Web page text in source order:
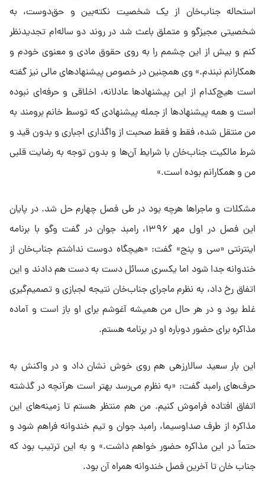
استحاله جناب‌خان از یک شخصیت نکته‌بین و حق‌دوست، به
شخصیتی مجیزگو و متملق باعث شد در روند دو ساله‌ام تجدیدنظر
کنم و بیش از این چشمم را به روی حقوق مادی و معنوی خودم و
همکارانم نبندم.» وی همچنین در خصوص پیشنهادهای مالی نیز گفته
است هیچ‌کدام از این پیشنهادها عادلانه، اخلاقی و حرفه‌ای نبوده
است و همه پیشنهادها از جمله پیشنهادی که توسط خانم برومند به
من منتقل شده، فقط و فقط صحبت از واگذاری اجباری و بدون قید و
شرط مالکیت جناب‌خان با شرایط آن‌ها و بدون توجه به رضایت قلبی
من و همکارانم بوده است.»
مشکلات و ماجراها هرچه بود در طی فصل چهارم حل شد. در پایان
این فصل در اول مهر ۱۳۹۶، رامبد جوان در گفت وگو با برنامه
اینترنتی «سی و پنج» گفت: «هیچگاه دوست نداشتم جناب‌خان از
خندوانه جدا شود اما یکسری مسائل دست به دست هم دادند و این
اتفاق رخ داد، به نظرم ماجرای جناب‌خان نتیجه لجبازی و تصمیم‌گیری
غلط بود و در هر حال من همیشه آغوشم برای او باز است و آماده
مذاکره برای حضور دوباره او در برنامه هستم.
این بار سعید سالارزهی هم روی خوش نشان داد و در واکنش به
حرف‌های رامبد گفت: «به نظرم می‌رسد بهتر است هرآنچه در گذشته
اتفاق افتاده فراموش کنیم. من هم منتظر هستم تا زمینه‌های این
مذاکره از طرف صداوسیما، رامبد جوان و تیم خندوانه فراهم شود و
حتماً در این مذاکره حضور خواهم داشت.» و به این ترتیب بود که
جناب خان تا آخرین فصل خندوانه همراه آن بود.